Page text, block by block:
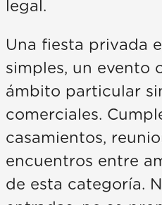
legal.
Una fiesta privada
simples, un evento
ámbito particular
comerciales.
casamientos,
encuentros entre
de esta categoría.